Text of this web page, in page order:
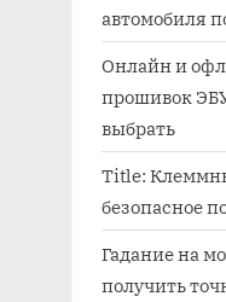
автомобиля
Онлайн и
прошивок
выбрать
Title:
безопасное
Гадание на
получить